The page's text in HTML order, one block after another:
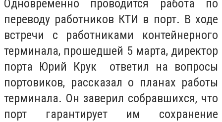
Одновременно проводится работа по
переводу работников КТИ в порт. В ходе
встречи с работниками контейнерного
терминала, прошедшей 5 марта, директор
порта Юрий Крук ответил на вопросы
портовиков, рассказал о планах работы
терминала. Он заверил собравшихся, что
порт гарантирует им сохранение